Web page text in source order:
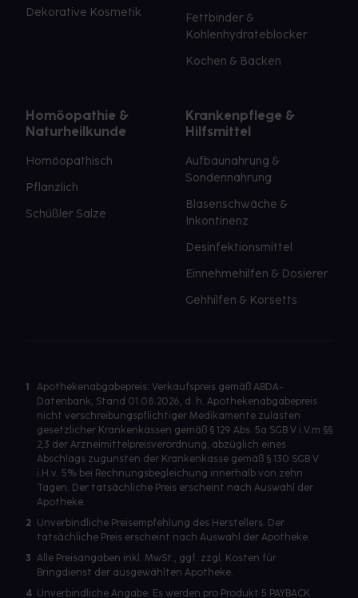
Dekorative Kosmetik
Fettbinder &
Kohlenhydrateblocker
Kochen & Backen
Homöopathie &
Naturheilkunde
Homöopathisch
Pflanzlich
Schüßler Salze
Krankenpflege &
Hilfsmittel
Aufbaunahrung &
Sondennahrung
Blasenschwäche &
Inkontinenz
Desinfektionsmittel
Einnehmehilfen & Dosierer
Gehhilfen & Korsetts
1
Apothekenabgabepreis: Verkaufspreis gemäß ABDA-
Datenbank, Stand 01.08.2026, d. h. Apothekenabgabepreis
nicht verschreibungspflichtiger Medikamente zulasten
gesetzlicher Krankenkassen gemäß § 129 Abs. 5a SGB V i.V.m §§
2,3 der Arzneimittelpreisverordnung, abzüglich eines
Abschlags zugunsten der Krankenkasse gemäß § 130 SGB V
i.H.v. 5% bei Rechnungsbegleichung innerhalb von zehn
Tagen. Der tatsächliche Preis erscheint nach Auswahl der
Apotheke.
2 Unverbindliche Preisempfehlung des Herstellers. Der
tatsächliche Preis erscheint nach Auswahl der Apotheke.
3 Alle Preisangaben inkl. MwSt., ggf. zzgl. Kosten für
Bringdienst der ausgewählten Apotheke.
4 Unverbindliche Angabe. Es werden pro Produkt 5 PAYBACK